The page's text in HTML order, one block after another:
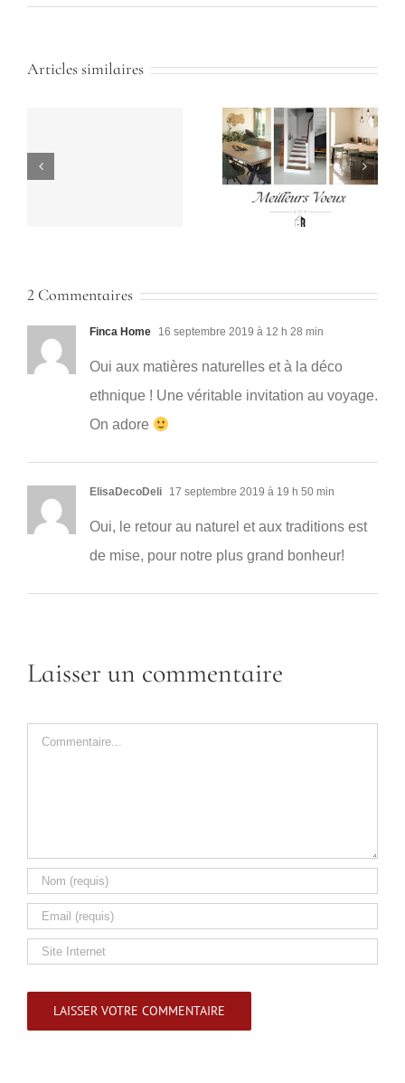
Articles similaires
2 Commentaires
Finca Home 16 septembre 2019 à 12 h 28 min
Oui aux matières naturelles et à la déco
ethnique ! Une véritable invitation au voyage.
On adore
ElisaDecoDeli 17 septembre 2019 à 19 h 50 min
Oui, le retour au naturel et aux traditions est
de mise, pour notre plus grand bonheur!
Laisser un commentaire
Commentaire